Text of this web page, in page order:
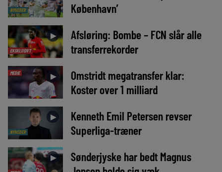
NYHEDER
København’
EKSKLUSIVT
►
Afsløring: Bombe – FCN slår alle
transferrekorder
MEDIE ►
Omstridt megatransfer klar:
Koster over 1 milliard
NYHEDER
►
Kenneth Emil Petersen revser
Superliga-træner
►
Sønderjyske har bedt Magnus